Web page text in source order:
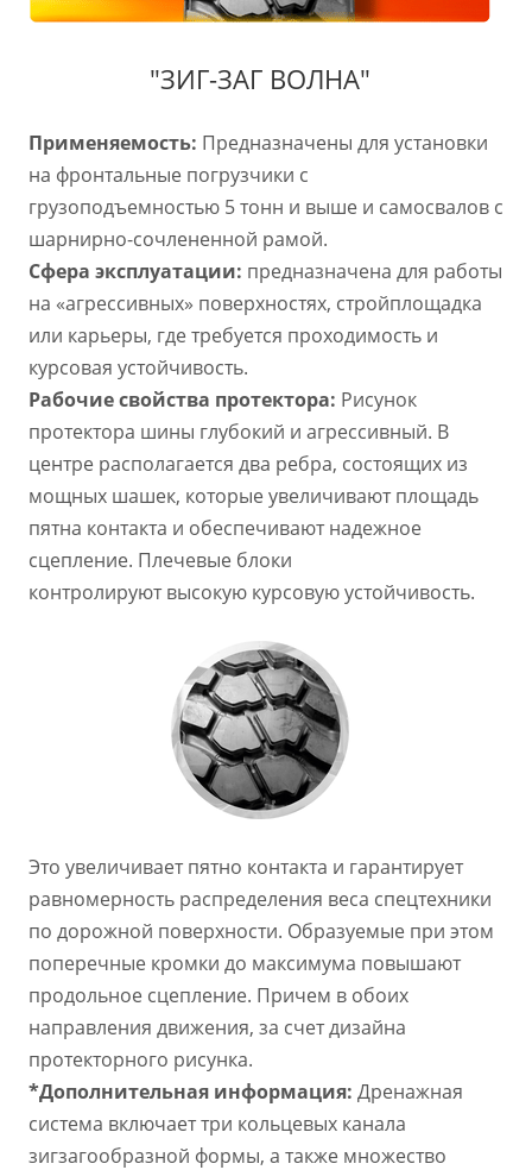
"ЗИГ-ЗАГ ВОЛНА"
Применяемость: Предназначены для установки
на фронтальные погрузчики с
грузоподъемностью 5 тонн и выше и самосвалов с
шарнирно-сочлененной рамой.
Сфера эксплуатации: предназначена для работы
на «агрессивных» поверхностях, стройплощадка
или карьеры, где требуется проходимость и
курсовая устойчивость.
Рабочие свойства протектора: Рисунок
протектора шины глубокий и агрессивный. В
центре располагается два ребра, состоящих из
мощных шашек, которые увеличивают площадь
пятна контакта и обеспечивают надежное
сцепление. Плечевые блоки
контролируют высокую курсовую устойчивость.
Это увеличивает пятно контакта и гарантирует
равномерность распределения веса спецтехники
по дорожной поверхности. Образуемые при этом
поперечные кромки до максимума повышают
продольное сцепление. Причем в обоих
направления движения, за счет дизайна
протекторного рисунка.
*Дополнительная информация: Дренажная
система включает три кольцевых канала
зигзагообразной формы, а также множество